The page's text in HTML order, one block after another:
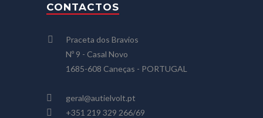
CONTACTOS
Praceta dos Bravios
Nº 9 - Casal Novo
1685-608 Caneças - PORTUGAL
geral@autielvolt.pt
+351 219 329 266/69